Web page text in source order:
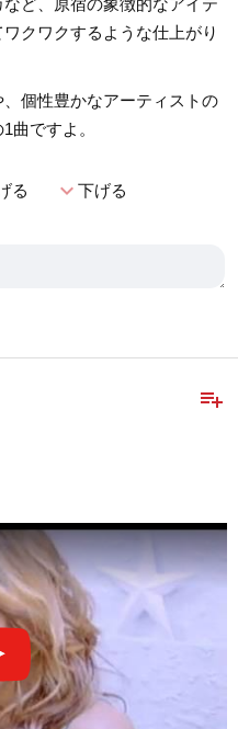
ど、原宿の象徴的なアイテ
クワクするような仕上がり
個性豊かなアーティストの
曲ですよ。
る expand_more下げる
playlist_add